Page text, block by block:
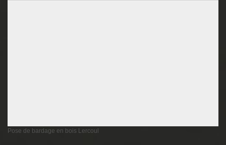
Pose de bardage en bois Lercoul